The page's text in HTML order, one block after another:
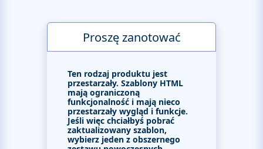
Proszę zanotować
Ten rodzaj produktu jest
przestarzały. Szablony HTML
mają ograniczoną
funkcjonalność i mają nieco
przestarzały wygląd i funkcje.
Jeśli więc chciałbyś pobrać
zaktualizowany szablon,
wybierz jeden z obszernego